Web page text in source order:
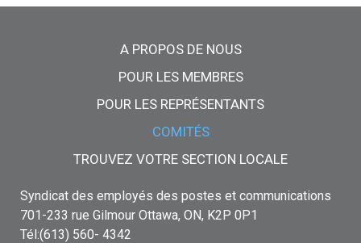
A PROPOS DE NOUS
POUR LES MEMBRES
POUR LES REPRÉSENTANTS
COMITÉS
TROUVEZ VOTRE SECTION LOCALE
Syndicat des employés des postes et communications
701-233 rue Gilmour Ottawa, ON, K2P 0P1
Tél:(613) 560- 4342